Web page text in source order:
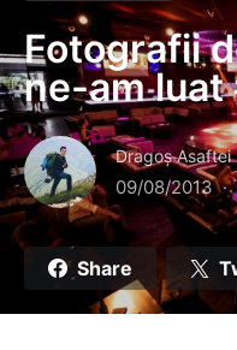
Fotografii
ne-am luat
Dragoş Asaftei
09/08/2013
Share